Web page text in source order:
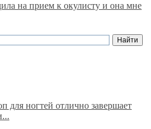
на прием к окулисту и она мне
для ногтей отлично завершает